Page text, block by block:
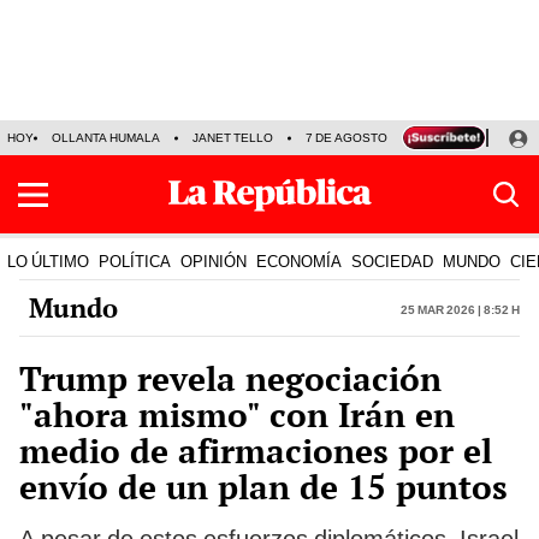
HOY OLLANTA HUMALA JANET TELLO 7 DE AGOSTO TINKA RESULTADOS
LO ÚLTIMO POLÍTICA OPINIÓN ECONOMÍA SOCIEDAD MUNDO
Mundo 25 Mar 2026 | 8:52 h
Trump revela negociación
"ahora mismo" con Irán en
medio de afirmaciones por el
envío de un plan de 15 puntos